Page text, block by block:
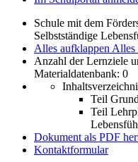
Schule mit dem
Selbstständige
Alles aufklappen Alles
Anzahl der Lernziele
Materialdatenbank: 0
Teil
Teil
Dokument als PDF
Kontaktformular